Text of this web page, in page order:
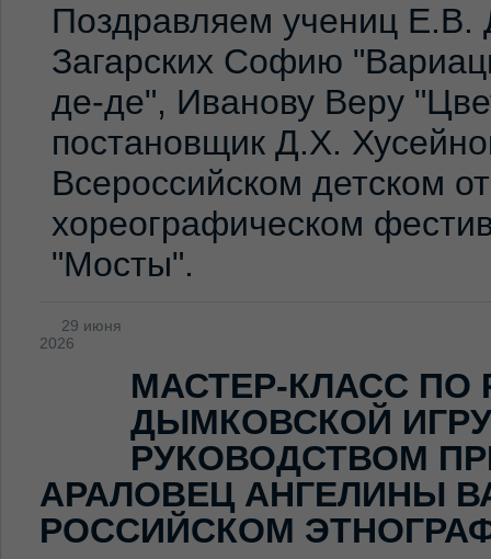
Поздравляем учениц Е.В.
Загарских Софию
де-де", Иванову Веру
постановщик Д.Х.
Всероссийском детском
хореографическом
"Мосты".
29 июня
2026
МАСТЕР-КЛАСС ПО
ДЫМКОВСКОЙ
РУКОВОДСТВОМ
АРАЛОВЕЦ АНГЕЛИНЫ
РОССИЙСКОМ